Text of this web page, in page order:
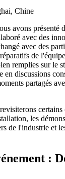
Chine
avons présenté
avec des
avec des
de
remplies sur le
en discussions
partagés
certains
les
de l'industrie et
: